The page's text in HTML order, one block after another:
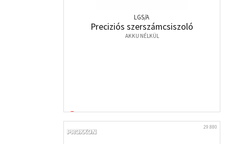
LGS/A
Preciziós szerszámcsiszoló
AKKU NÉLKÜL
29.880